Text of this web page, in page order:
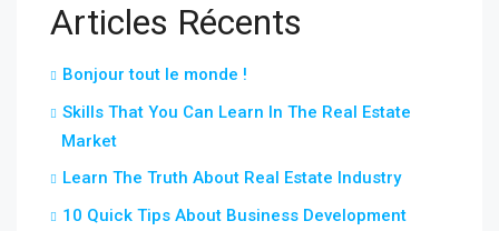
Articles Récents
Bonjour tout le monde !
Skills That You Can Learn In The Real Estate
Market
Learn The Truth About Real Estate Industry
10 Quick Tips About Business Development